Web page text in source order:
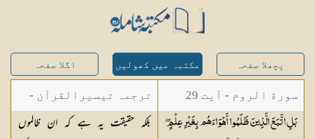
پچھلا صفحہ مکتبہ میں کھولیں اگلا صفحہ
سورة الروم - آیت 29
بَلِ اتَّبَعَ الَّذِينَ ظَلَمُوا أَهْوَاءَهُم بِغَيْرِ عِلْمٍ ۖ
ترجمہ تیسیرالقرآن -
مولانا عبد الرحمن
بلکہ حقیقت یہ ہے کہ ان ظالموں